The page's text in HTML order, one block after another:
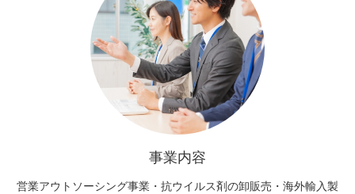
事業内容
営業アウトソーシング事業・抗ウイルス剤の卸販売・海外輸入製